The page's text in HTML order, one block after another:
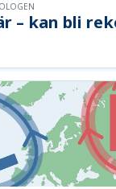
– kan bli